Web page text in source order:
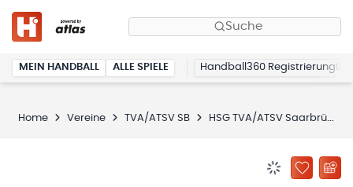
Suche
MEIN HANDBALL ALLE SPIELE Handball360 Registrierung
Home Vereine TVA/ATSV SB HSG TVA/ATSV Saarbrücken 3
ZU